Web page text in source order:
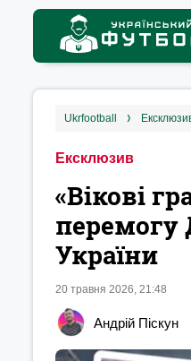
ukrfootball
Ексклюзив
«Вікові
перемогу
України
20 травня 2026, 21:48
Андрій Піскун